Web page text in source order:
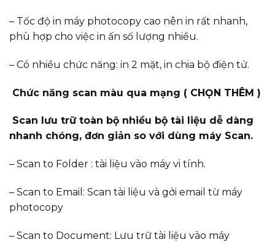
– Tốc độ in máy photocopy cao nên in rất nhanh,
phù hợp cho việc in ấn số lượng nhiều.
– Có nhiều chức năng: in 2 mặt, in chia bộ điện tử.
Chức năng scan màu qua mạng ( CHỌN THÊM )
Scan lưu trữ toàn bộ nhiều bộ tài liệu dễ dàng
nhanh chóng, đơn giản so với dùng máy Scan.
– Scan to Folder : tài liệu vào máy vi tính.
– Scan to Email: Scan tài liệu và gởi email từ máy
photocopy
– Scan to Document: Lưu trữ tài liệu vào máy